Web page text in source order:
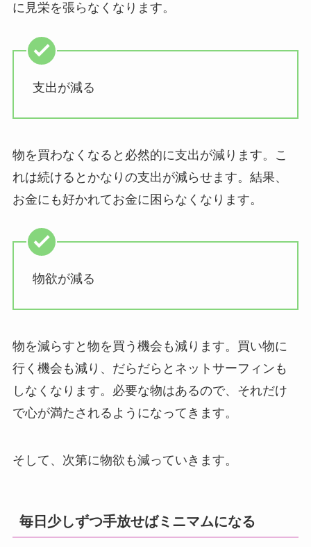
に見栄を張らなくなります。
支出が減る
物を買わなくなると必然的に支出が減ります。こ
れは続けるとかなりの支出が減らせます。結果、
お金にも好かれてお金に困らなくなります。
物欲が減る
物を減らすと物を買う機会も減ります。買い物に
行く機会も減り、だらだらとネットサーフィンも
しなくなります。必要な物はあるので、それだけ
で心が満たされるようになってきます。
そして、次第に物欲も減っていきます。
毎日少しずつ手放せばミニマムになる